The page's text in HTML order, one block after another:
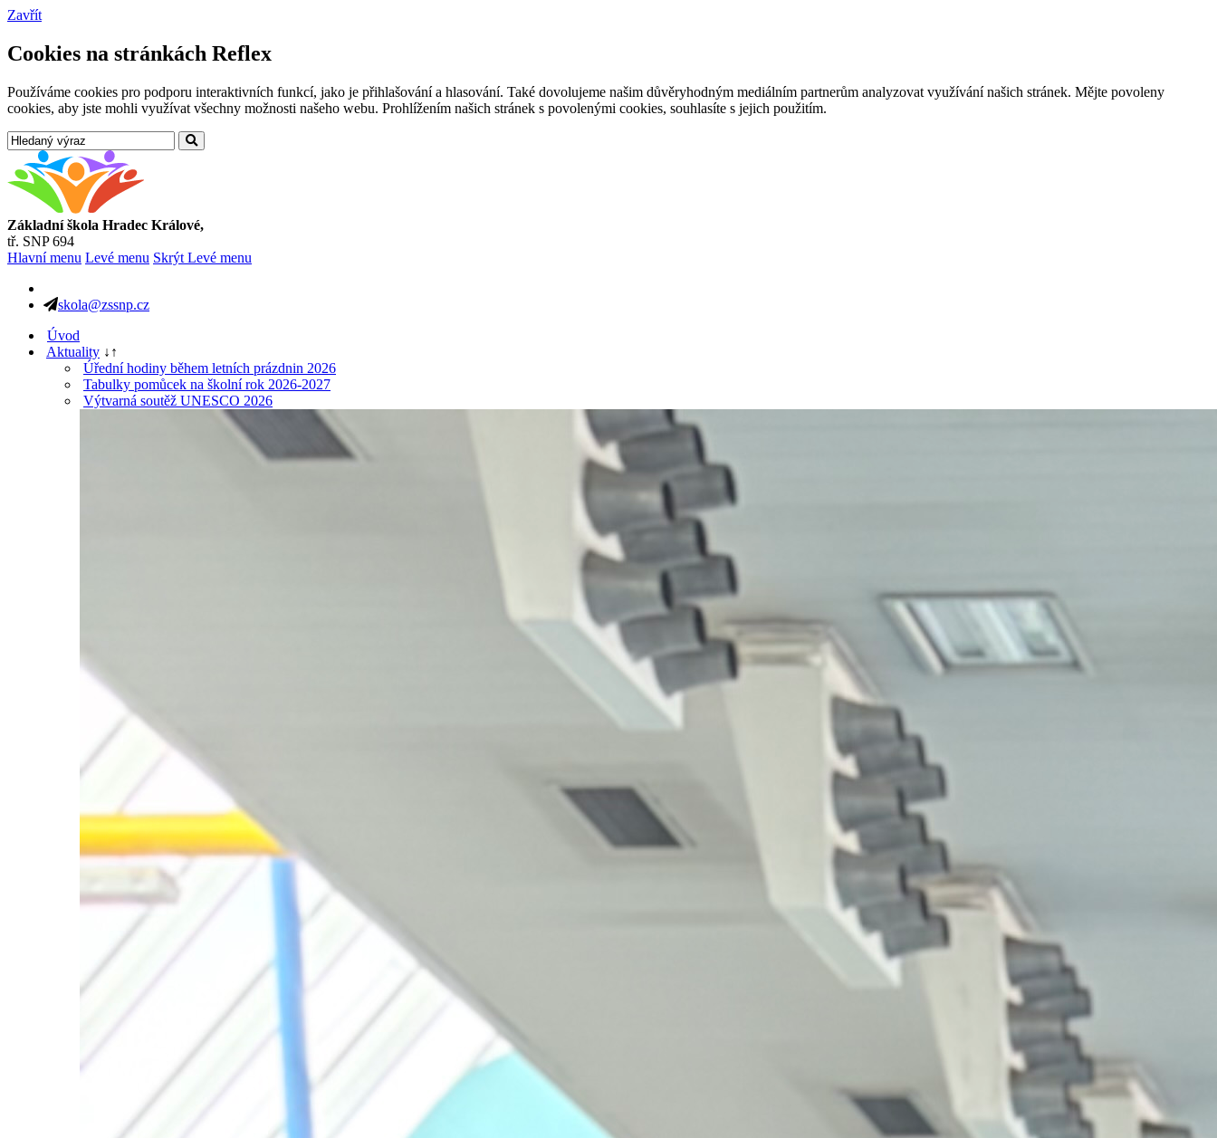
Zavřít
Cookies na stránkách Reflex
Používáme cookies pro podporu interaktivních funkcí, jako je přihlašování a hlasování. Také dovolujeme našim důvěryhodným mediálním partnerům analyzovat využívání našich stránek. Mějte povoleny
cookies, aby jste mohli využívat všechny možnosti našeho webu. Prohlížením našich stránek s povolenými cookies, souhlasíte s jejich použitím.
Základní škola Hradec Králové,
tř. SNP 694
Hlavní menu Levé menu Skrýt Levé menu
skola@zssnp.cz
Úvod
Aktuality ↓ ↑
Úřední hodiny během letních prázdnin 2026
Tabulky pomůcek na školní rok 2026-2027
Výtvarná soutěž UNESCO 2026